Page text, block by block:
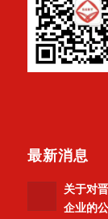
最新消息
关于对
企业的